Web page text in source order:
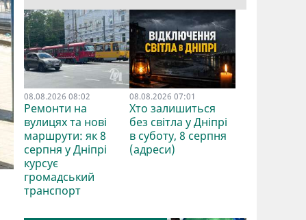
08.08.2026 08:02
Ремонти на
вулицях та нові
маршрути: як 8
серпня у Дніпрі
курсує
громадський
транспорт
08.08.2026 07:01
Хто залишиться
без світла у Дніпрі
в суботу, 8 серпня
(адреси)